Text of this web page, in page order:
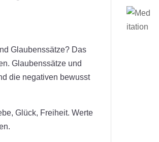
Glaubenssätze? Das
Glaubenssätze und
die negativen bewusst
Glück, Freiheit. Werte